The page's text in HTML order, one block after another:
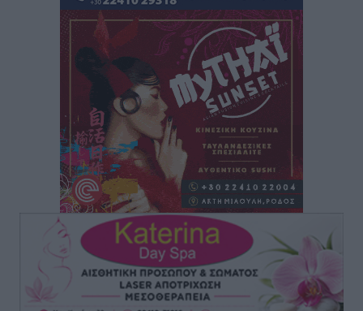
επιβάτες και 55 κρουαζιερόπλοια
Τοπικές Ειδήσεις πριν 3 ώρες
Γ’ Εθνική Κατηγορία: Οι ημερομηνίες των
αγωνιστικών της κανονικής περιόδου
πριν 9 ώρες
Συνελήφθησαν δύο άτομα στην Κάρπαθο για άγρα
πελατών
Τοπικές Ειδήσεις• πριν 9 ώρες
Χωρίς υποχρεωτική παρουσία μικρών στη 12άδα
Αθλητικά πριν 9 ώρες
Ο Πελεκάνος, οι ανεμογεννήτριες και μια κοινότητα